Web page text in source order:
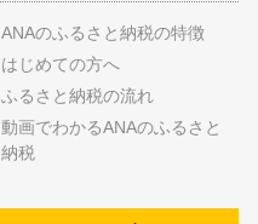
ANAのふるさと納税の特徴
はじめての方へ
ふるさと納税の流れ
動画でわかるANAのふるさと
納税